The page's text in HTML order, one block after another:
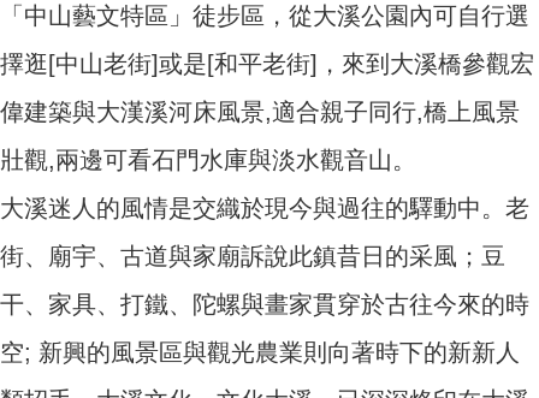
「中山藝文特區」徒步區，從大溪公園內可自行選
擇逛[中山老街]或是[和平老街]，來到大溪橋參觀宏
偉建築與大漢溪河床風景,適合親子同行,橋上風景
壯觀,兩邊可看石門水庫與淡水觀音山。
大溪迷人的風情是交織於現今與過往的驛動中。老
街、廟宇、古道與家廟訴說此鎮昔日的采風；豆
干、家具、打鐵、陀螺與畫家貫穿於古往今來的時
空; 新興的風景區與觀光農業則向著時下的新新人